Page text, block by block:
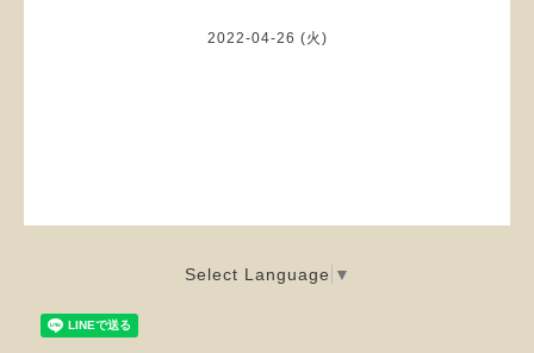
2022-04-26 (火)
Select Language ▼